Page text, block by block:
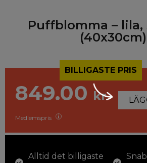
Puffblomma –
(40x30cm)
BILLIGASTE PRIS
849.00 kr
Medlemspris
Alltid det billigaste